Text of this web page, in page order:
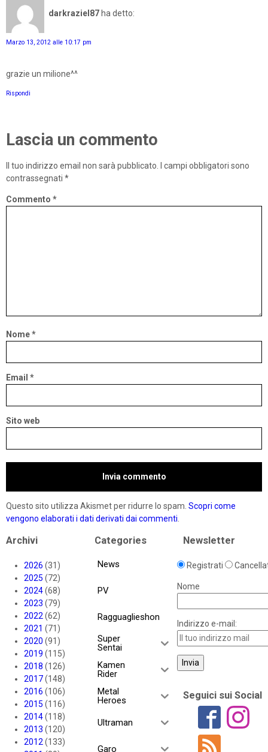
darkraziel87 ha detto:
Marzo 13, 2012 alle 10:17 pm
grazie un milione^^
Rispondi
Lascia un commento
Il tuo indirizzo email non sarà pubblicato.
I campi obbligatori sono
contrassegnati *
Commento *
Nome*
Email *
Sito web
Questo sito utilizza Akismet per ridurre lo spam. Scopri come
vengono elaborati i dati derivati dai commenti.
Archivi
2026 (31)
2025 (72)
2024(68)
2023 (79)
2022(62)
2021 (71)
2020 (91)
2019 (115)
2018 (126)
2017(148)
2016 (106)
2015 (116)
2014(118)
2013 (120)
2012(133)
Categories
News
PV
Ragguaglieshon
Super
Sentai
Kamen
Rider
Metal
Heroes
Ultraman
Garo
Newsletter
Registrati
Nome
Indirizzo e-mail:
Seguici sui Social